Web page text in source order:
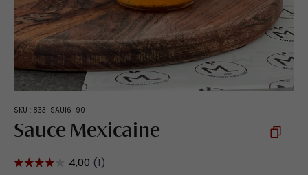
SKU : 833-SAU16-90
Sauce Mexicaine